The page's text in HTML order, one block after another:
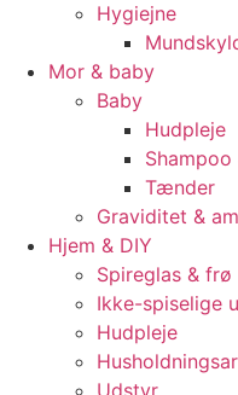
Hygiejne
Mor & baby
Baby
Hudpleje
Shampoo
Tænder
Graviditet &
Hjem & DIY
Spireglas & frø
Ikke-spiselige
Hudpleje
Udstyr